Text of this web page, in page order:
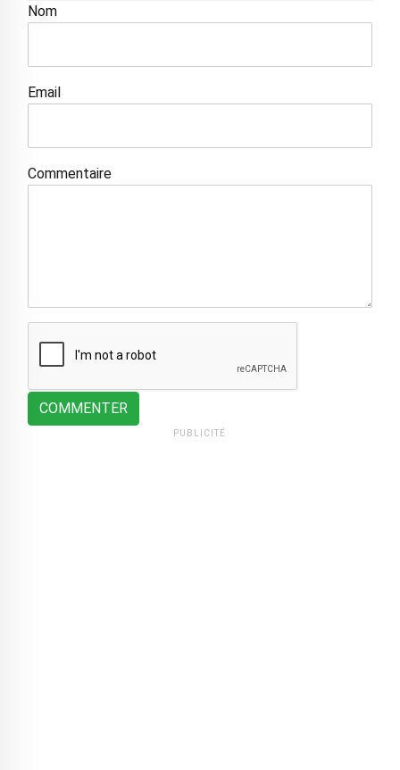
Nom
Email
Commentaire
COMMENTER
PUBLICITÉ